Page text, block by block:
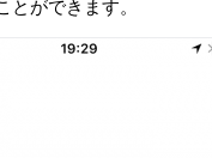
とができます。